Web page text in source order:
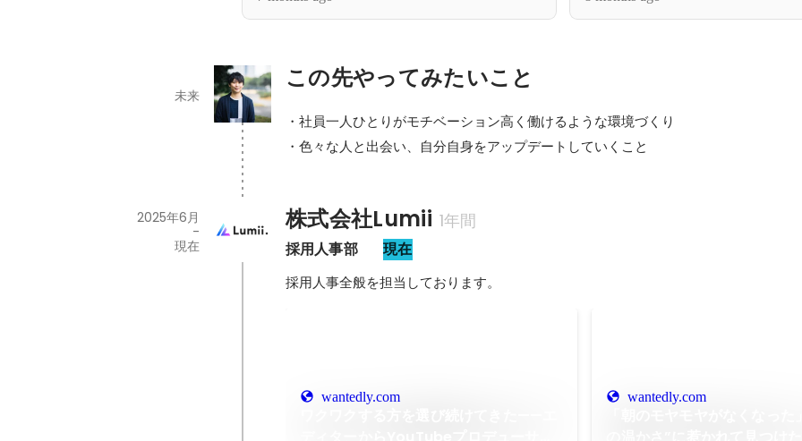
この先やってみたいこと
未来
・社員一人ひとりがモチベーション高く働けるような環境づくり
・色々な人と出会い、自分自身をアップデートしていくこと
株式会社Lumii 1年間
採用人事部 現在
2025年6月
-
現在
採用人事全般を担当しております。
wantedly.com wantedly.com